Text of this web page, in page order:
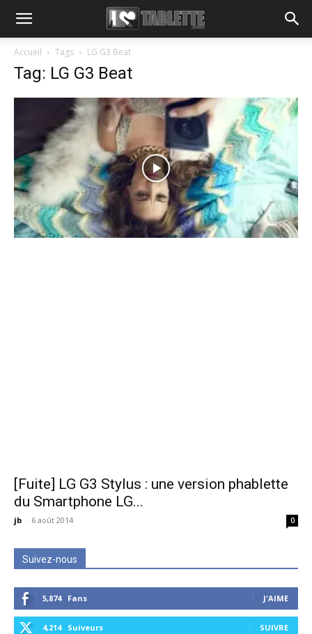
Accueil Tags LG G3 Beat
Tag: LG G3 Beat
[Fuite] LG G3 Stylus : une version phablette
du Smartphone LG...
jb - 6 août 2014 0
Suivez-nous
5,874 Fans J'AIME
4,214 Suiveurs SUIVRE